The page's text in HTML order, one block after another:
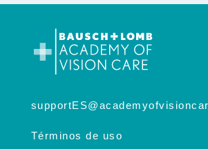
Términos de uso